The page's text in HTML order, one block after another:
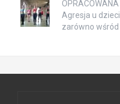
Agresja u
zarówno wśród